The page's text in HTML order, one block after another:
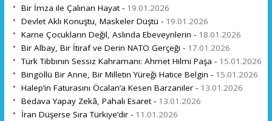
Bir İmza ile Çalınan Hayat - 19.01.2026
Devlet Aklı Konuştu, Maskeler Düştü - 19.01.2026
Karne Çocukların Değil, Aslında Ebeveynlerin - 18.01.2026
Bir Albay, Bir İtiraf ve Derin NATO Gerçeği - 17.01.2026
Türk Tıbbının Sessiz Kahramanı: Ahmet Hilmi Paşa - 15.01.2026
Bingöllü Bir Anne, Bir Milletin Yüreği Hatice Belgin - 15.01.2026
Halep’in Faturasını Öcalan’a Kesen Barzaniler - 13.01.2026
Bedava Yapay Zekâ, Pahalı Esaret - 13.01.2026
İran Düşerse Sıra Türkiye’dir - 11.01.2026